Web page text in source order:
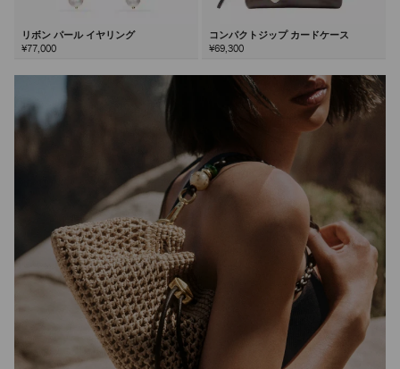
リボン パール イヤリング
¥77,000
コンパクトジップ カードケース
¥69,300